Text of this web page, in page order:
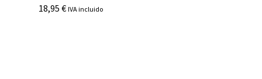
18,95€ IVA incluido